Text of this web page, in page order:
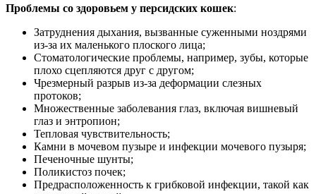
Проблемы со здоровьем у персидских кошек:
Затруднения дыхания, вызванные суженными ноздрями
из-за их маленького плоского лица;
Стоматологические проблемы, например, зубы, которые
плохо сцепляются друг с другом;
Чрезмерный разрыв из-за деформации слезных
протоков;
Множественные заболевания глаз, включая вишневый
глаз и энтропион;
Тепловая чувствительность;
Камни в мочевом пузыре и инфекции мочевого пузыря;
Печеночные шунты;
Поликистоз почек;
Предрасположенность к грибковой инфекции, такой как